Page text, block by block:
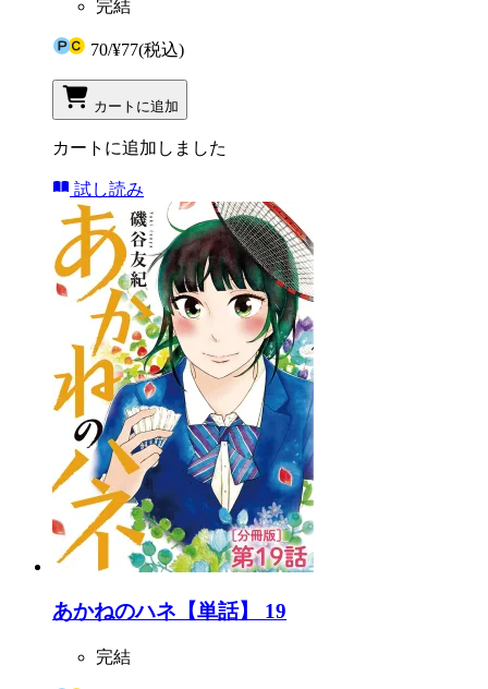
完結
70/¥77(税込)
カートに追加
カートに追加しました
試し読み
あかねのハネ【単話】 19
完結